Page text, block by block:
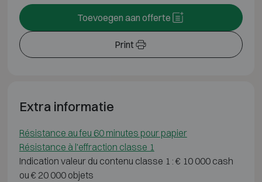
Print
Toevoegen aan offerte
Extra informatie
Résistance au feu 60 minutes pour papier
Résistance à l'effraction classe 1
Indication valeur du contenu classe 1 : € 10 000 cash
ou € 20 000 objets